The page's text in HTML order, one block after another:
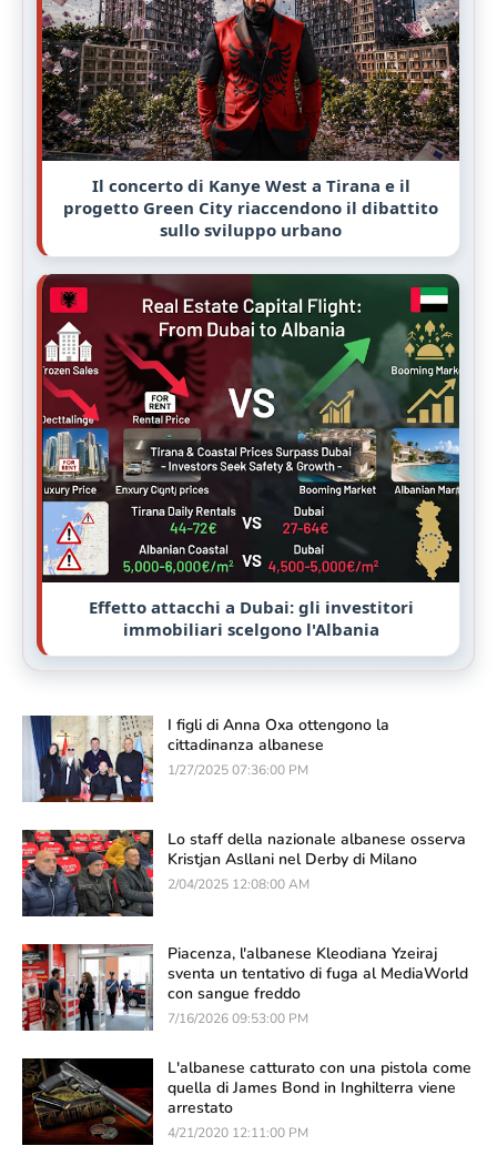
Il concerto di Kanye West a Tirana e il
progetto Green City riaccendono il dibattito
sullo sviluppo urbano
Effetto attacchi a Dubai: gli investitori
immobiliari scelgono l'Albania
I figli di Anna Oxa ottengono la
cittadinanza albanese
1/27/2025 07:36:00 PM
Lo staff della nazionale albanese osserva
Kristjan Asllani nel Derby di Milano
2/04/2025 12:08:00 AM
Piacenza, l'albanese Kleodiana Yzeiraj
sventa un tentativo di fuga al MediaWorld
con sangue freddo
7/16/2026 09:53:00 PM
L'albanese catturato con una pistola come
quella di James Bond in Inghilterra viene
arrestato
4/21/2020 12:11:00 PM